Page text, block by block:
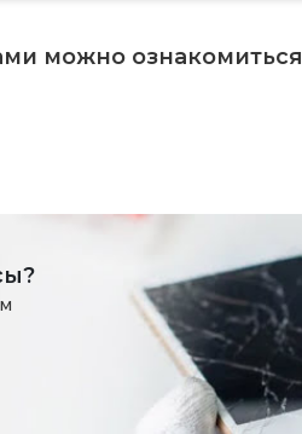
можно ознакомиться